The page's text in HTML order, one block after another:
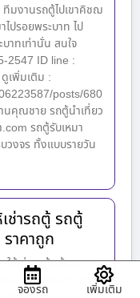
มงานรถตู้ไปเขาคิชฌ
ปรอยพระบาท ไป
าทเท่านั่น สนใจ
2547 ID line :
เพิ่มเติม :
posts/680
คุณชาย รถตู้นำเที่ยว
รถตู้รับเหมา
วงจร ทั้งแบบรายวัน
ช่ารถตู้ รถตู้
าคาถูก
ให้เช่ารถตู้พร้อมคน
อน โดยทีมงานมือ
จองรถ เพิ่มเติม